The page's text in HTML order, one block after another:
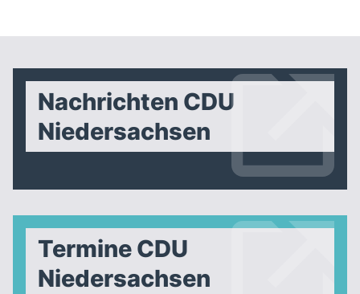
Nachrichten CDU
Niedersachsen
Termine CDU
Niedersachsen